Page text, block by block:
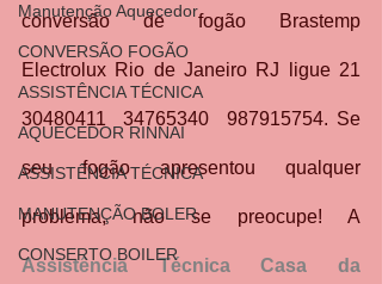
Manutenção Aquecedor
CONVERSÃO FOGÃO
ASSISTÊNCIA TÉCNICA
AQUECEDOR RINNAI
ASSISTÊNCIA TÉCNICA
MANUTENÇÃO BOLER
CONSERTO BOILER
conversão de fogão Brastemp
Electrolux Rio de Janeiro RJ ligue 21
30480411  34765340  987915754. Se
seu fogão apresentou qualquer
Assistência Técnica Casa da